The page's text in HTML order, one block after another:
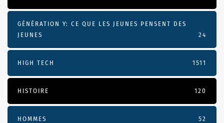
GÉNÉRATION Y: CE QUE LES JEUNES PENSENT DES
JEUNES
24
HIGH TECH 1511
HISTOIRE 120
HOMMES 52